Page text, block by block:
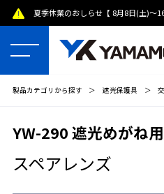
夏季休業のおしらせ【 8月8日(土)～
製品カテゴリから探す ＞ 遮光保護具 ＞
YW-290 遮光めがね
スペアレンズ